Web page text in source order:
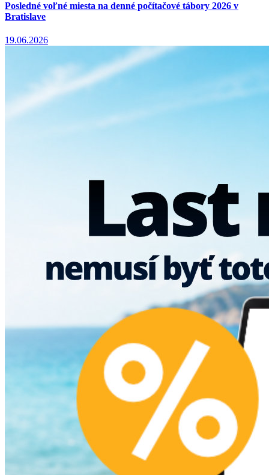
Posledné voľné miesta na denné počítačové tábory 2026 v
Bratislave
19.06.2026